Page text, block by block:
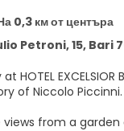
0,3 км от центъра
Petroni, 15, Bari
HOTEL
views from a